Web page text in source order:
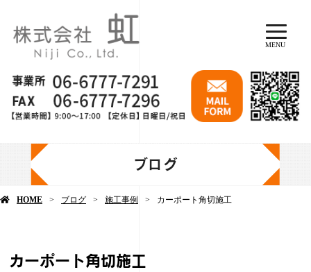
MENU
ブログ
HOME ブログ 施工事例 カーポート角切施工
カーポート角切施工